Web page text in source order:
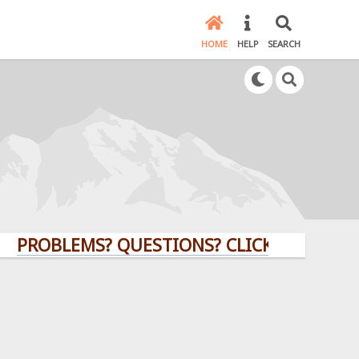
HOME HELP SEARCH
QUESTIONS? CLICK HERE!